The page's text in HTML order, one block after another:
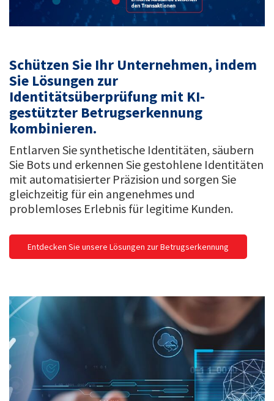
Schützen Sie Ihr Unternehmen, indem
Sie Lösungen zur
Identitätsüberprüfung mit KI-
gestützter Betrugserkennung
kombinieren.
Entlarven Sie synthetische Identitäten, säubern
Sie Bots und erkennen Sie gestohlene Identitäten
mit automatisierter Präzision und sorgen Sie
gleichzeitig für ein angenehmes und
problemloses Erlebnis für legitime Kunden.
Entdecken Sie unsere Lösungen zur Betrugserkennung